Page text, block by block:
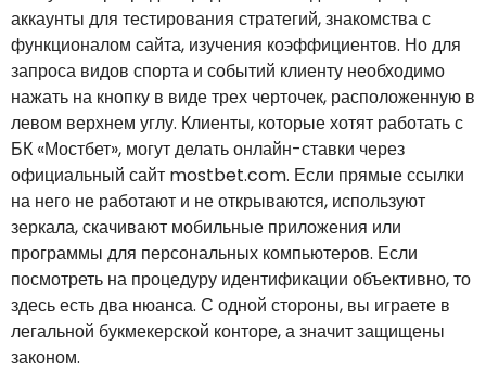
аккаунты для тестирования стратегий, знакомства с
функционалом сайта, изучения коэффициентов. Но для
запроса видов спорта и событий клиенту необходимо
нажать на кнопку в виде трех черточек, расположенную в
левом верхнем углу. Клиенты, которые хотят работать с
БК «Мостбет», могут делать онлайн-ставки через
официальный сайт mostbet.com. Если прямые ссылки
на него не работают и не открываются, используют
зеркала, скачивают мобильные приложения или
программы для персональных компьютеров. Если
посмотреть на процедуру идентификации объективно, то
здесь есть два нюанса. С одной стороны, вы играете в
легальной букмекерской конторе, а значит защищены
законом.